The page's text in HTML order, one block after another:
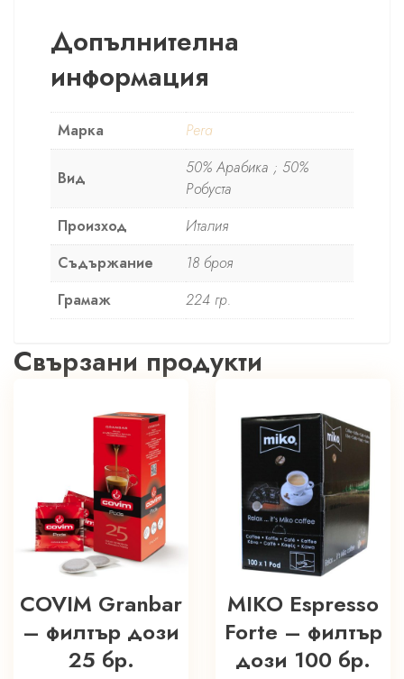
Допълнителна
информация
Марка Pera
Вид
50% Арабика ; 50%
Робуста
Произход
Италия
Съдържание
18 броя
Грамаж
224 гр.
Свързани продукти
COVIM Granbar
– филтър дози
25 бр.
MIKO Espresso
Forte – филтър
дози 100 бр.